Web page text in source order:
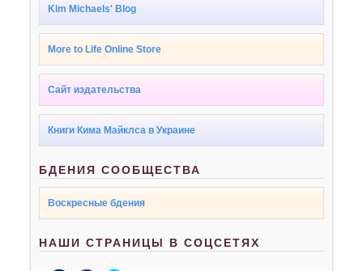
Kim Michaels' Blog
More to Life Online Store
Сайт издательства
Книги Кима Майклса в Украине
БДЕНИЯ СООБЩЕСТВА
Воскресные бдения
НАШИ СТРАНИЦЫ В СОЦСЕТЯХ